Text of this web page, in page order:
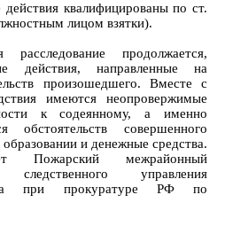
действия квалифицированы по ст.
лицом взятки).
продолжается,
действия, направленные на
произошедшего. Вместе с
имеются неопровержимые
к содеянному, а именно
обстоятельств совершенного
образовании и денежные средства.
Пожарский межрайонный
управления
при прокуратуре РФ по